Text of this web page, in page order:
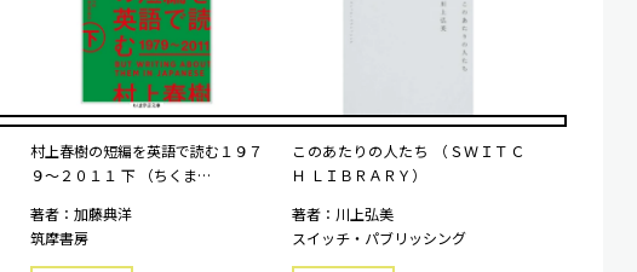
村上春樹の短編を英語で読む１９７
９〜２０１１ 下 （ちくま…
著者：加藤典洋
筑摩書房
このあたりの人たち （ＳＷＩＴＣ
Ｈ ＬＩＢＲＡＲＹ）
著者：川上弘美
スイッチ・パブリッシング